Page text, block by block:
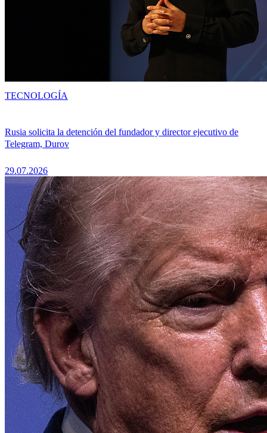
Rusia solicita la detención del fundador y director ejecutivo de
Telegram, Durov
29.07.2026
TECNOLOGÍA